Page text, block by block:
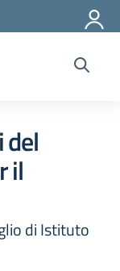
del
il
di Istituto